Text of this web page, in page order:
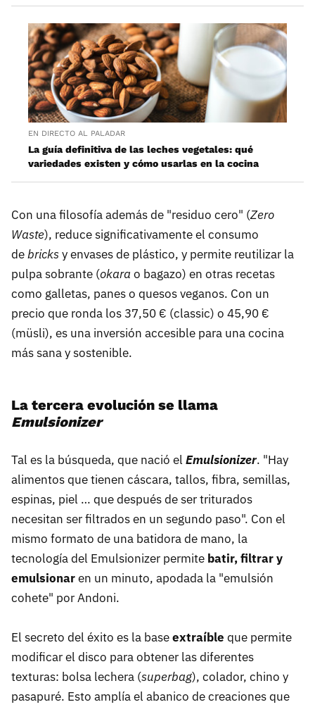
EN DIRECTO AL PALADAR
La guía definitiva de las leches vegetales: qué
variedades existen y cómo usarlas en la cocina
Con una filosofía además de "residuo cero" (Zero
Waste), reduce significativamente el consumo
debricksy envases de plástico, y permite reutilizar la
pulpa sobrante (okara o bagazo) en otras recetas
como galletas, panes o quesos veganos. Con un
precio que ronda los 37,50 € (classic) o 45,90 €
(müsli), es una inversión accesible para una cocina
más sana y sostenible.
La tercera evolución se llama
Emulsionizer
Tal es la búsqueda, que nació el Emulsionizer. "Hay
alimentos que tienen cáscara, tallos, fibra, semillas,
espinas, piel … que después de ser triturados
necesitan ser filtrados en un segundo paso". Con el
mismo formato de una batidora de mano, la
tecnología del Emulsionizer permite batir, filtrar y
emulsionaren un minuto, apodada la "emulsión
cohete" por Andoni.
El secreto del éxito es la baseextraíble que permite
modificar el disco para obtener las diferentes
texturas: bolsa lechera (superbag), colador, chino y
pasapuré. Esto amplía el abanico de creaciones que